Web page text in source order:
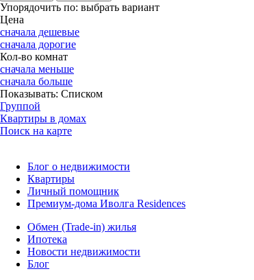
Упорядочить по: выбрать вариант
Цена
сначала дешевые
сначала дорогие
Кол-во комнат
сначала меньше
сначала больше
Показывать: Списком
Группой
Квартиры в домах
Поиск на карте
Блог о недвижимости
Квартиры
Личный помощник
Премиум-дома Иволга Residences
Обмен (Trade-in) жилья
Ипотека
Новости недвижимости
Блог